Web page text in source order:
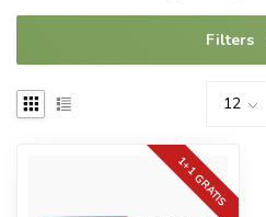
Filters
1+1 GRATIS